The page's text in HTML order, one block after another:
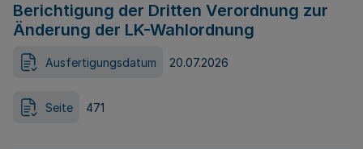
Berichtigung der Dritten Verordnung zur
Änderung der LK-Wahlordnung
Ausfertigungsdatum 20.07.2026
Seite 471